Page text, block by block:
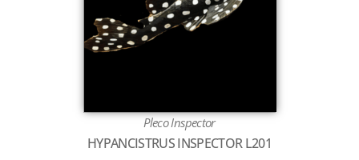
Pleco Inspector
HYPANCISTRUS INSPECTOR L201